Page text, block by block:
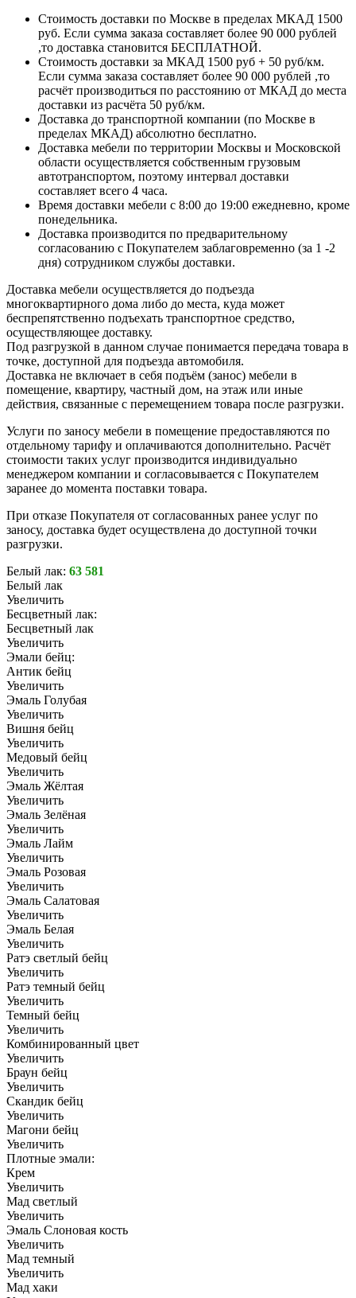
Стоимость доставки по Москве в пределах МКАД 1500
руб. Если сумма заказа составляет более 90 000 рублей
,то доставка становится БЕСПЛАТНОЙ.
Стоимость доставки за МКАД 1500 руб + 50 руб/км.
Если сумма заказа составляет более 90 000 рублей ,то
расчёт производиться по расстоянию от МКАД до места
доставки из расчёта 50 руб/км.
Доставка до транспортной компании (по Москве в
пределах МКАД) абсолютно бесплатно.
Доставка мебели по территории Москвы и Московской
области осуществляется собственным грузовым
автотранспортом, поэтому интервал доставки
составляет всего 4 часа.
Время доставки мебели с 8:00 до 19:00 ежедневно, кроме
понедельника.
Доставка производится по предварительному
согласованию с Покупателем заблаговременно (за 1 -2
дня) сотрудником службы доставки.
Доставка мебели осуществляется до подъезда
многоквартирного дома либо до места, куда может
беспрепятственно подъехать транспортное средство,
осуществляющее доставку.
Под разгрузкой в данном случае понимается передача товара в
точке, доступной для подъезда автомобиля.
Доставка не включает в себя подъём (занос) мебели в
помещение, квартиру, частный дом, на этаж или иные
действия, связанные с перемещением товара после разгрузки.
Услуги по заносу мебели в помещение предоставляются по
отдельному тарифу и оплачиваются дополнительно. Расчёт
стоимости таких услуг производится индивидуально
менеджером компании и согласовывается с Покупателем
заранее до момента поставки товара.
При отказе Покупателя от согласованных ранее услуг по
заносу, доставка будет осуществлена до доступной точки
разгрузки.
Белый лак: 63 581
Белый лак
Увеличить
Бесцветный лак:
Бесцветный лак
Увеличить
Эмали бейц:
Антик бейц
Увеличить
Эмаль Голубая
Увеличить
Вишня бейц
Увеличить
Медовый бейц
Увеличить
Эмаль Жёлтая
Увеличить
Эмаль Зелёная
Увеличить
Эмаль Лайм
Увеличить
Эмаль Розовая
Увеличить
Эмаль Салатовая
Увеличить
Эмаль Белая
Увеличить
Ратэ светлый бейц
Увеличить
Ратэ темный бейц
Увеличить
Темный бейц
Увеличить
Комбинированный цвет
Увеличить
Браун бейц
Увеличить
Скандик бейц
Увеличить
Магони бейц
Увеличить
Плотные эмали:
Крем
Увеличить
Мад светлый
Увеличить
Эмаль Слоновая кость
Увеличить
Мад темный
Увеличить
Мад хаки